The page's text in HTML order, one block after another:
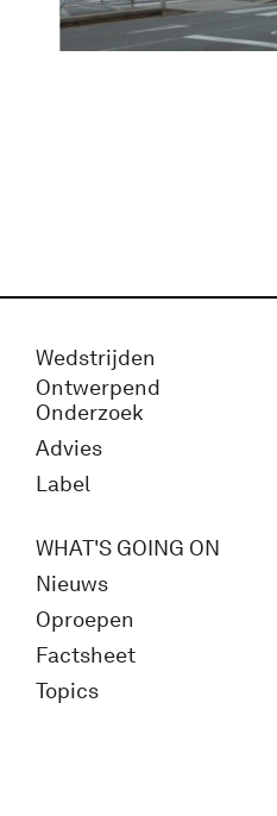
Wedstrijden
Ontwerpend
Onderzoek
Advies
Label
WHAT'S GOING ON
Nieuws
Oproepen
Factsheet
Topics